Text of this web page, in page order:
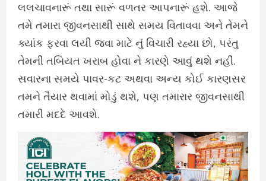
લલચાવનારૂં તથા સારૂં વળતર આપનારૂં હશે. આજે
તમે તમારા જીવનસાથી સાથે સમય વિતાવવા અને તેમને
ક્યાંક ફરવા લયી જવા માટે નું વિચારી રહ્યા છો, પરંતુ
તેમની તબિયત ખરાબ હોવા ને કારણે આવું થશે નહીં.
સવારના સમયે પાવર-કટ અથવા અન્ય કોઈ કારણસર
તમને તૈયાર થવામાં મોડું થશે, પણ તમારાર જીવનસાથી
તમારી મદદે આવશે.